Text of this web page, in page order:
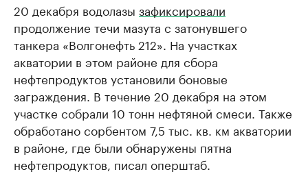
20 декабря водолазы зафиксировали
продолжение течи мазута с затонувшего
танкера «Волгонефть 212». На участках
акватории в этом районе для сбора
нефтепродуктов установили боновые
заграждения. В течение 20 декабря на этом
участке собрали 10 тонн нефтяной смеси. Также
обработано сорбентом 7,5 тыс. кв. км акватории
в районе, где были обнаружены пятна
нефтепродуктов, писал оперштаб.